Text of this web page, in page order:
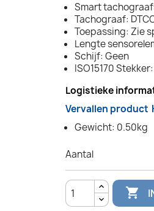
Smart
Tachograaf:
Toepassing: Zie
Lengte
Schijf: Geen
ISO15170
Logistieke
Vervallen product
Gewicht: 0.50kg
Aantal
